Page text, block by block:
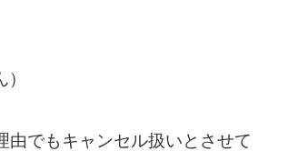
でもキャンセル扱いとさせて